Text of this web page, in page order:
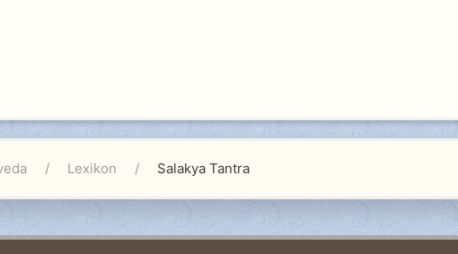
Lexikon Salakya Tantra